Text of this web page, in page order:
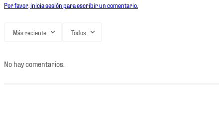
Por favor, inicia sesión para escribir un comentario.
Más reciente Todos
No hay comentarios.